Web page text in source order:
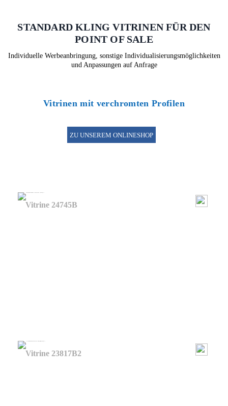
STANDARD KLING VITRINEN FÜR DEN
POINT OF SALE
Individuelle Werbeanbringung, sonstige Individualisierungsmöglichkeiten
und Anpassungen auf Anfrage
Vitrinen mit verchromten Profilen
ZU UNSEREM ONLINESHOP
Vitrine 24745B
Vitrine 23817B2